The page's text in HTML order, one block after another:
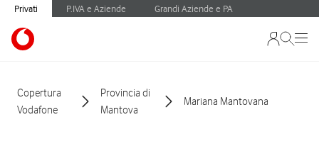
Privati P.IVA e Aziende Grandi Aziende e PA
Copertura
Vodafone
Provincia di
Mantova
Mariana Mantovana